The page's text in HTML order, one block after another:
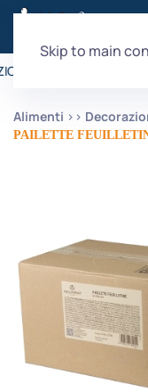
Skip to main
È GRATUITA PER
Alimenti
PAILETTE